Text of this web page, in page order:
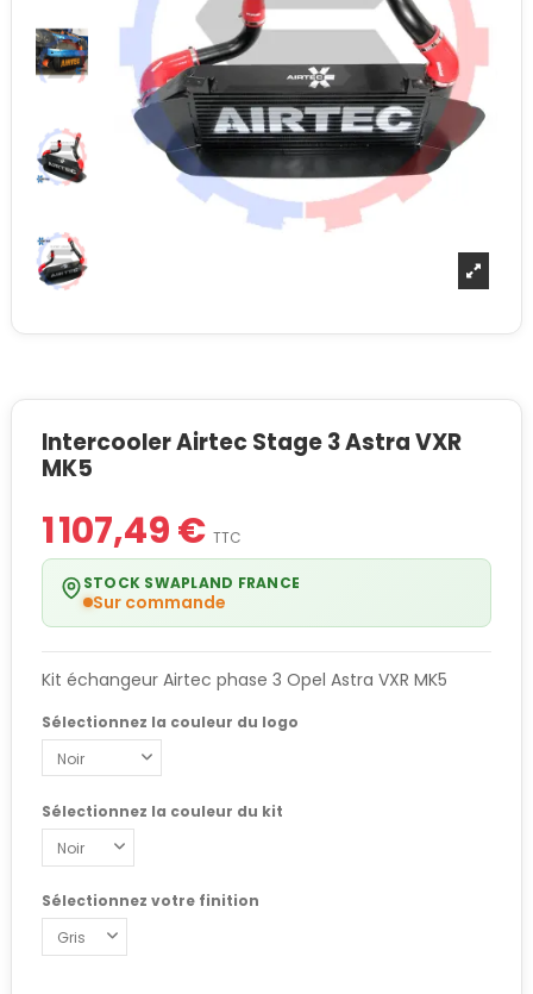
Intercooler Airtec Stage 3 Astra VXR
MK5
1 107,49 € TTC
STOCK SWAPLAND FRANCE
Sur commande
Kit échangeur Airtec phase 3 Opel Astra VXR MK5
Sélectionnez la couleur du logo
Sélectionnez la couleur du kit
Sélectionnez votre finition